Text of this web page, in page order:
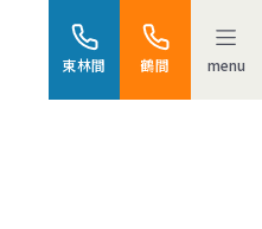
東林間 鶴間 menu